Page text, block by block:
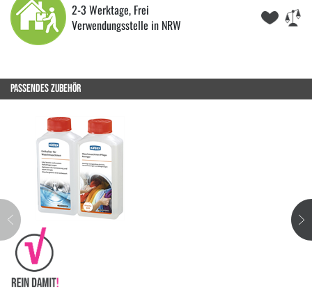
2-3 Werktage, Frei
Verwendungsstelle in NRW
PASSENDES ZUBEHÖR